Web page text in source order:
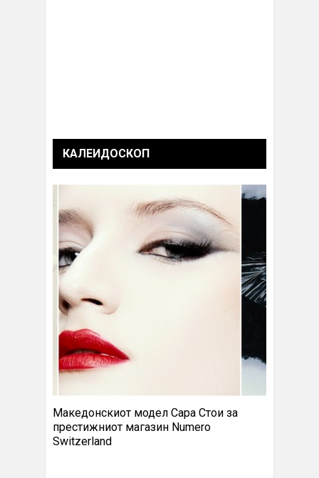
КАЛЕИДОСКОП
Македонскиот модел Сара Стои за
престижниот магазин Numero
Switzerland